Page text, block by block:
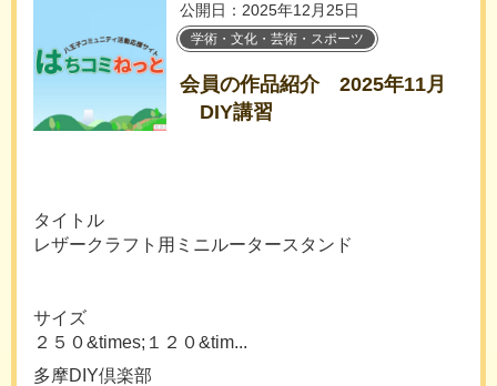
公開日：2025年12月25日
学術・文化・芸術・スポーツ
会員の作品紹介 2025年11月
DIY講習
タイトル
レザークラフト用ミニルータースタンド
サイズ
２５０&times;１２０&tim...
多摩DIY倶楽部